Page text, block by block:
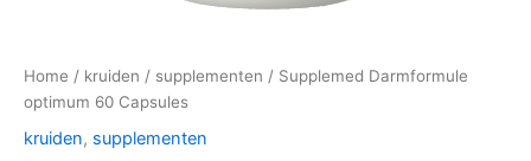
Home / kruiden / supplementen / Supplemed Darmformule
optimum 60 Capsules
kruiden, supplementen